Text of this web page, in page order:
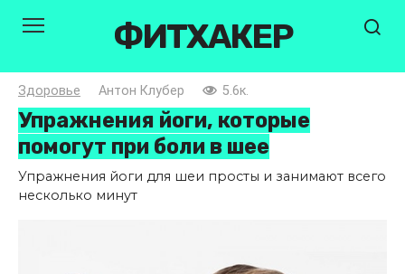
ФИТХАКЕР
Здоровье Антон Клубер 5.6к.
Упражнения йоги, которые
помогут при боли в шее
Упражнения йоги для шеи просты и занимают всего
несколько минут